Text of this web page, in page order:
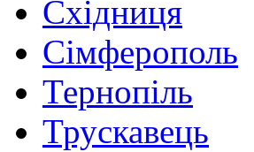
Східниця
Сімферополь
Тернопіль
Трускавець